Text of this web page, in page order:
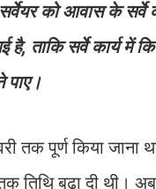
को आवास के सर्वे
है, ताकि सर्वे कार्य में
पाए।
तक पूर्ण किया जाना
तिथि बढ़ा दी थी। अब